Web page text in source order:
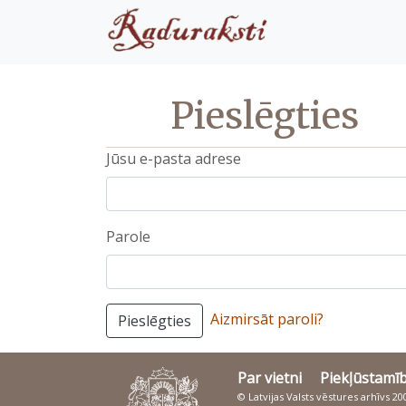
Pieslēgties
Jūsu e-pasta adrese
Parole
Pieslēgties Aizmirsāt paroli?
Par vietni
© Latvijas Valsts vēstures arhīvs